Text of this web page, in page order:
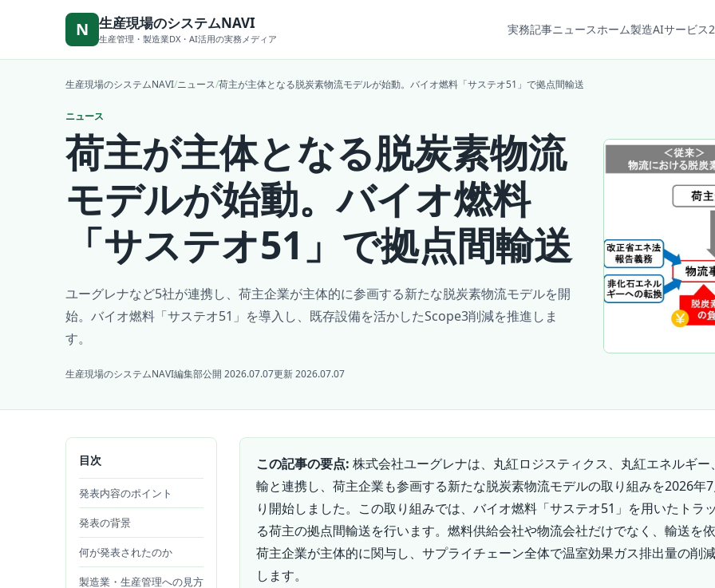
N 生産現場のシステムNAVI
生産管理・製造業DX・AI活用の実務メディア
実務記事ニュースホーム製造AIサービス
生産現場のシステムNAVI/ニュース/荷主が主体となる脱炭素物流モデルが始動。バイオ燃料「サステオ51」で拠点間輸送
ニュース
荷主が主体となる脱炭素物流
モデルが始動。バイオ燃料
「サステオ51」で拠点間輸送
ユーグレナなど5社が連携し、荷主企業が主体的に参画する新たな脱炭素物流モデルを開
始。バイオ燃料「サステオ51」を導入し、既存設備を活かしたScope3削減を推進しま
す。
生産現場のシステムNAVI編集部公開 2026.07.07更新 2026.07.07
目次
発表内容のポイント
発表の背景
何が発表されたのか
製造業・生産管理への見方
この記事の要点: 株式会社ユーグレナは、丸紅ロジスティクス、丸紅エネルギー
輸と連携し、荷主企業も参画する新たな脱炭素物流モデルの取り組みを2026年
り開始しました。この取り組みでは、バイオ燃料「サステオ51」を用いたトラ
る荷主の拠点間輸送を行います。燃料供給会社や物流会社だけでなく、輸送を
荷主企業が主体的に関与し、サプライチェーン全体で温室効果ガス排出量の削
します。